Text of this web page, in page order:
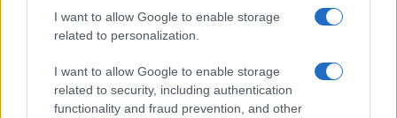
I want to allow Google to enable storage
related to personalization.
I want to allow Google to enable storage
related to security, including authentication
functionality and fraud prevention, and other
Nem a hardver miatt lehet „Ultra” az Apple első
összehajtható iPhone-ja
További hírek